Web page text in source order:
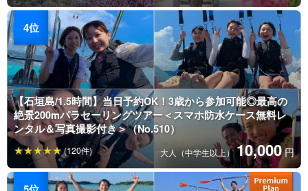
【石垣島/1.5時間】当日予約OK！3歳から参加可能◎最高の
絶景200mパラセーリングツアー＜スマホ防水ケース無料レ
ンタル＆写真撮影付き＞（No.510）
大人（中学生以上）10,000 円
(120件)